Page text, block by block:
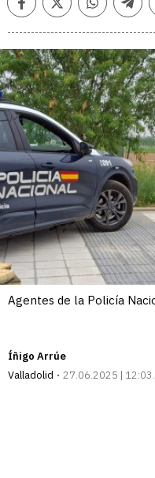
FacebookTwitterWhatsapp
Agentes de la Policía
Íñigo Arrúe
Valladolid
27.06.2025 | 12:03